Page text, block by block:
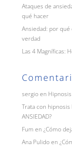
Ataques de
qué hacer
Ansiedad: por
verdad
Las 4 Magníficas:
sergioen
Trata con
ANSIEDAD?
Fum en ¿Cómo
Ana Pulidoen